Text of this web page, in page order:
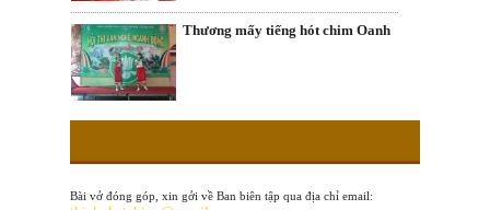
Thương mấy tiếng hót chim Oanh
Bài vở đóng góp, xin gởi về Ban biên tập qua địa chỉ email: